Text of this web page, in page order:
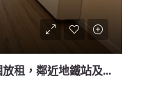
【九龍塘又一居】3房連花園放租，鄰近地鐵站及大型商場